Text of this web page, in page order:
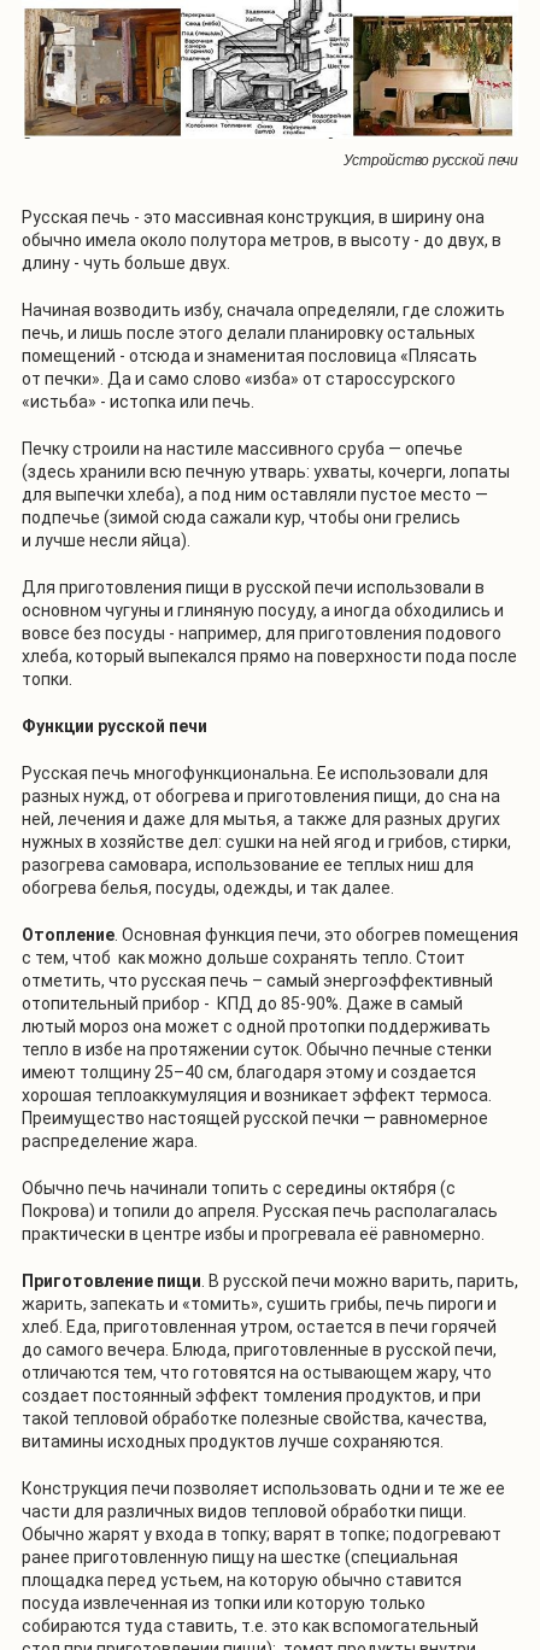
Устройство русской печи
Русская печь - это массивная конструкция, в ширину она
обычно имела около полутора метров, в высоту - до двух, в
длину - чуть больше двух.
Начиная возводить избу, сначала определяли, где сложить
печь, и лишь после этого делали планировку остальных
помещений - отсюда и знаменитая пословица «Плясать
от печки». Да и само слово «изба» от староссурского
«истьба» - истопка или печь.
Печку строили на настиле массивного сруба — опечье
(здесь хранили всю печную утварь: ухваты, кочерги, лопаты
для выпечки хлеба), а под ним оставляли пустое место —
подпечье (зимой сюда сажали кур, чтобы они грелись
и лучше несли яйца).
Для приготовления пищи в русской печи использовали в
основном чугуны и глиняную посуду, а иногда обходились и
вовсе без посуды - например, для приготовления подового
хлеба, который выпекался прямо на поверхности пода после
топки.
Функции русской печи
Русская печь многофункциональна. Ее использовали для
разных нужд, от обогрева и приготовления пищи, до сна на
ней, лечения и даже для мытья, а также для разных других
нужных в хозяйстве дел: сушки на ней ягод и грибов, стирки,
разогрева самовара, использование ее теплых ниш для
обогрева белья, посуды, одежды, и так далее.
Отопление . Основная функция печи, это обогрев помещения
с тем, чтоб как можно дольше сохранять тепло. Стоит
отметить, что русская печь – самый энергоэффективный
отопительный прибор - КПД до 85-90%. Даже в самый
лютый мороз она может с одной протопки поддерживать
тепло в избе на протяжении суток. Обычно печные стенки
имеют толщину 25–40 см, благодаря этому и создается
хорошая теплоаккумуляция и возникает эффект термоса.
Преимущество настоящей русской печки — равномерное
распределение жара.
Обычно печь начинали топить с середины октября (с
Покрова) и топили до апреля. Русская печь располагалась
практически в центре избы и прогревала её равномерно.
Приготовление пищи . В русской печи можно варить, парить,
жарить, запекать и «томить», сушить грибы, печь пироги и
хлеб. Еда, приготовленная утром, остается в печи горячей
до самого вечера. Блюда, приготовленные в русской печи,
отличаются тем, что готовятся на остывающем жару, что
создает постоянный эффект томления продуктов, и при
такой тепловой обработке полезные свойства, качества,
витамины исходных продуктов лучше сохраняются.
Конструкция печи позволяет использовать одни и те же ее
части для различных видов тепловой обработки пищи.
Обычно жарят у входа в топку; варят в топке; подогревают
ранее приготовленную пищу на шестке (специальная
площадка перед устьем, на которую обычно ставится
посуда извлеченная из топки или которую только
собираются туда ставить, т.е. это как вспомогательный